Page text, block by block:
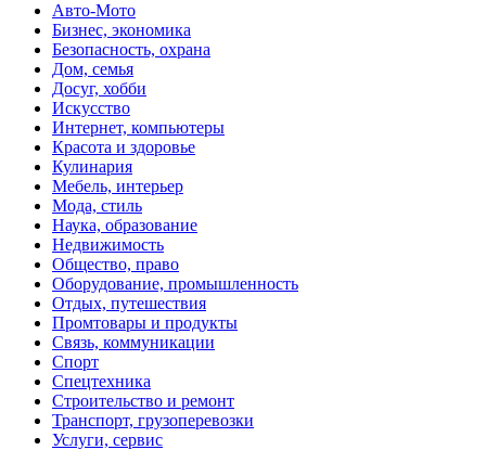
Авто-Мото
Бизнес, экономика
Безопасность, охрана
Дом, семья
Досуг, хобби
Искусство
Интернет, компьютеры
Красота и здоровье
Кулинария
Мебель, интерьер
Мода, стиль
Наука, образование
Недвижимость
Общество, право
Оборудование, промышленность
Отдых, путешествия
Промтовары и продукты
Связь, коммуникации
Спорт
Спецтехника
Строительство и ремонт
Транспорт, грузоперевозки
Услуги, сервис